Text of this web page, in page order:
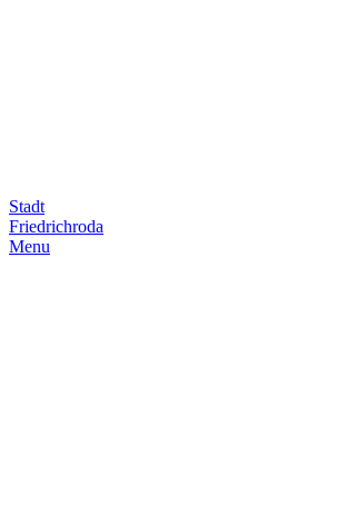
Stadt
Friedrich­roda
Menu